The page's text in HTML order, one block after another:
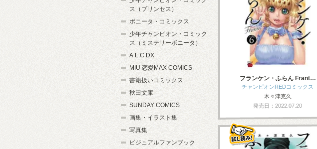
フランケン・ふらん Frant…
チャンピオンREDコミックス
木々津克久
発売日：2022.07.20
ス（プリンセス）
ボニータ・コミックス
少年チャンピオン・コミック
ス（ミステリーボニータ）
A.L.C.DX
MIU 恋愛MAX COMICS
書籍扱いコミックス
秋田文庫
SUNDAY COMICS
画集・イラスト集
写真集
ビジュアルファンブック